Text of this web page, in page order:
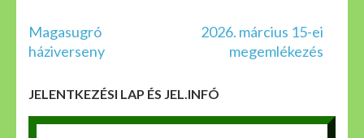
Bejegyzés
navigáció
Magasugró
háziverseny
2026. március 15-ei
megemlékezés
JELENTKEZÉSI LAP ÉS JEL.INFÓ